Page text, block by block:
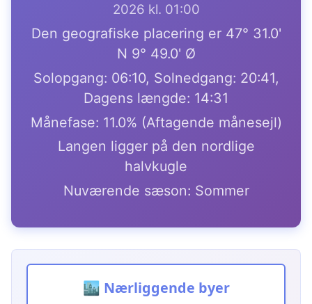
2026 kl. 01:00
Den geografiske placering er 47° 31.0'
N 9° 49.0' Ø
Solopgang: 06:10, Solnedgang: 20:41,
Dagens længde: 14:31
Månefase: 11.0% (Aftagende månesejl)
Langen ligger på den nordlige
halvkugle
Nuværende sæson: Sommer
🏙️ Nærliggende byer